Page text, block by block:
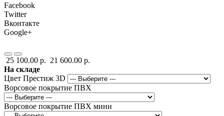
Facebook
Twitter
Вконтакте
Google+
25 100.00 р. 21 600.00 р.
На складе
Цвет Престиж 3D
Ворсовое покрытие ПВХ
Ворсовое покрытие ПВХ мини